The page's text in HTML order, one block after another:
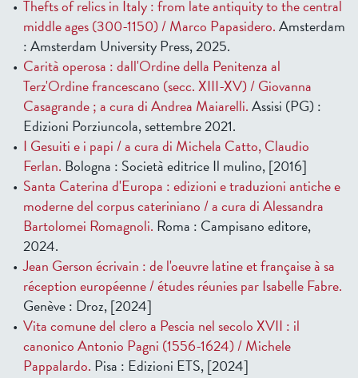
Thefts of relics in Italy : from late antiquity to the central
middle ages (300-1150) / Marco Papasidero.Amsterdam
: Amsterdam University Press, 2025.
Carità operosa : dall'Ordine della Penitenza al
Terz'Ordine francescano (secc. XIII-XV) / Giovanna
Casagrande ; a cura di Andrea Maiarelli.Assisi (PG) :
Edizioni Porziuncola, settembre 2021.
I Gesuiti e i papi / a cura di Michela Catto, Claudio
Ferlan. Bologna : Società editrice Il mulino, [2016]
Santa Caterina d'Europa : edizioni e traduzioni antiche e
moderne del corpus cateriniano / a cura di Alessandra
Bartolomei Romagnoli. Roma : Campisano editore,
2024.
Jean Gerson écrivain : de l'oeuvre latine et française à sa
réception européenne / études réunies par Isabelle Fabre.
Genève : Droz, [2024]
Vita comune del clero a Pescia nel secolo XVII : il
canonico Antonio Pagni (1556-1624) / Michele
Pappalardo. Pisa : Edizioni ETS, [2024]